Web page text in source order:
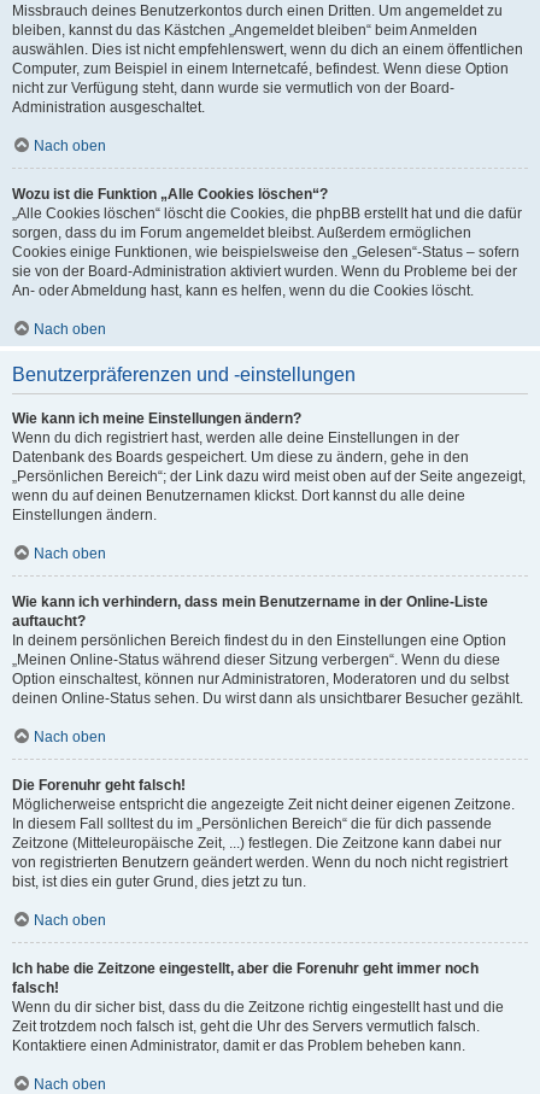
Missbrauch deines Benutzerkontos durch einen Dritten. Um angemeldet zu
bleiben, kannst du das Kästchen „Angemeldet bleiben“ beim Anmelden
auswählen. Dies ist nicht empfehlenswert, wenn du dich an einem öffentlichen
Computer, zum Beispiel in einem Internetcafé, befindest. Wenn diese Option
nicht zur Verfügung steht, dann wurde sie vermutlich von der Board-
Administration ausgeschaltet.
Nach oben
Wozu ist die Funktion „Alle Cookies löschen“?
„Alle Cookies löschen“ löscht die Cookies, die phpBB erstellt hat und die dafür
sorgen, dass du im Forum angemeldet bleibst. Außerdem ermöglichen
Cookies einige Funktionen, wie beispielsweise den „Gelesen“-Status – sofern
sie von der Board-Administration aktiviert wurden. Wenn du Probleme bei der
An- oder Abmeldung hast, kann es helfen, wenn du die Cookies löscht.
Nach oben
Benutzerpräferenzen und -einstellungen
Wie kann ich meine Einstellungen ändern?
Wenn du dich registriert hast, werden alle deine Einstellungen in der
Datenbank des Boards gespeichert. Um diese zu ändern, gehe in den
„Persönlichen Bereich“; der Link dazu wird meist oben auf der Seite angezeigt,
wenn du auf deinen Benutzernamen klickst. Dort kannst du alle deine
Einstellungen ändern.
Nach oben
Wie kann ich verhindern, dass mein Benutzername in der Online-Liste
auftaucht?
In deinem persönlichen Bereich findest du in den Einstellungen eine Option
„Meinen Online-Status während dieser Sitzung verbergen“. Wenn du diese
Option einschaltest, können nur Administratoren, Moderatoren und du selbst
deinen Online-Status sehen. Du wirst dann als unsichtbarer Besucher gezählt.
Nach oben
Die Forenuhr geht falsch!
Möglicherweise entspricht die angezeigte Zeit nicht deiner eigenen Zeitzone.
In diesem Fall solltest du im „Persönlichen Bereich“ die für dich passende
Zeitzone (Mitteleuropäische Zeit, ...) festlegen. Die Zeitzone kann dabei nur
von registrierten Benutzern geändert werden. Wenn du noch nicht registriert
bist, ist dies ein guter Grund, dies jetzt zu tun.
Nach oben
Ich habe die Zeitzone eingestellt, aber die Forenuhr geht immer noch
falsch!
Wenn du dir sicher bist, dass du die Zeitzone richtig eingestellt hast und die
Zeit trotzdem noch falsch ist, geht die Uhr des Servers vermutlich falsch.
Kontaktiere einen Administrator, damit er das Problem beheben kann.
Nach oben